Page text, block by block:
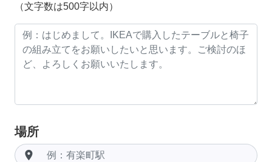
（文字数は500字以内）
場所
room